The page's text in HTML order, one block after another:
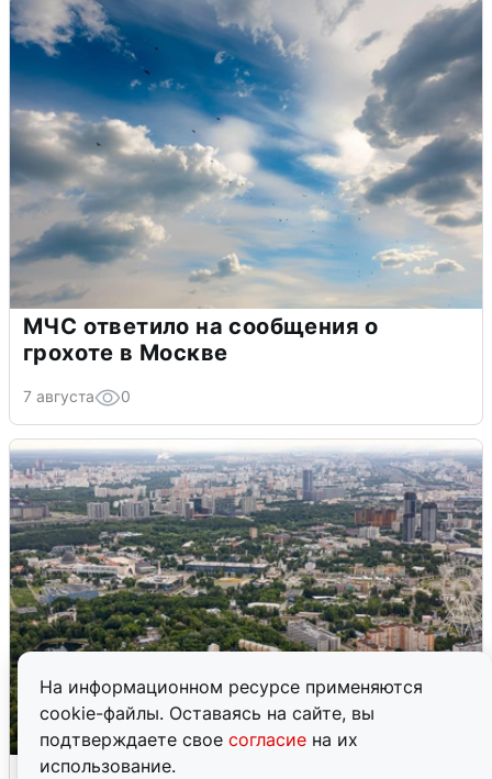
На информационном ресурсе применяются
cookie-файлы. Оставаясь на сайте, вы
подтверждаете свое согласие на их
использование.
МЧС ответило на сообщения о
грохоте в Москве
7 августа 0
Москвичи услышали грохот, похожий